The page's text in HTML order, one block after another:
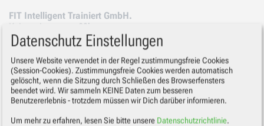
FIT Intelligent Trainiert GmbH.
Kaiserwiesenweg 29b
8055 Graz, Steiermark
Österreich
UID: AT U69304834
IBAN: AT68 3849 7000 0030 0442
BIC: RZSTAT2G497
Telefon: +43 677 610 16 259 (Mo - Fr von 15 - 18 Uhr)
Headoffice: office@f-i-t.at
Datenschutz Einstellungen
Unsere Website verwendet in der Regel zustimmungsfreie Cookies
(Session-Cookies). Zustimmungsfreie Cookies werden automatisch
gelöscht, wenn die Sitzung durch Schließen des Browserfensters
beendet wird. Wir sammeln KEINE Daten zum besseren
Benutzererlebnis - trotzdem müssen wir Dich darüber informieren.
Um mehr zu erfahren, lesen Sie bitte unsere Datenschutzrichtlinie.